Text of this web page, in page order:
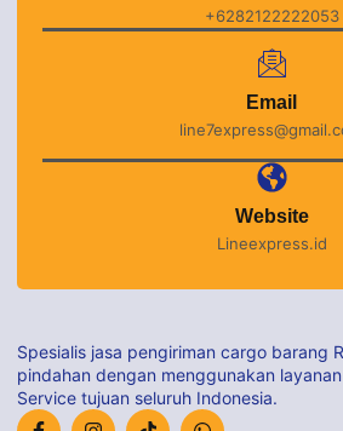
+6282122222053
Email
Website
Lineexpress.id
Spesialis jasa pengiriman cargo barang
pindahan dengan menggunakan
Service tujuan seluruh Indonesia.